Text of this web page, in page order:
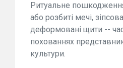
Ритуальне пошкодження
або розбиті мечі,
деформовані щити --
похованнях
культури.